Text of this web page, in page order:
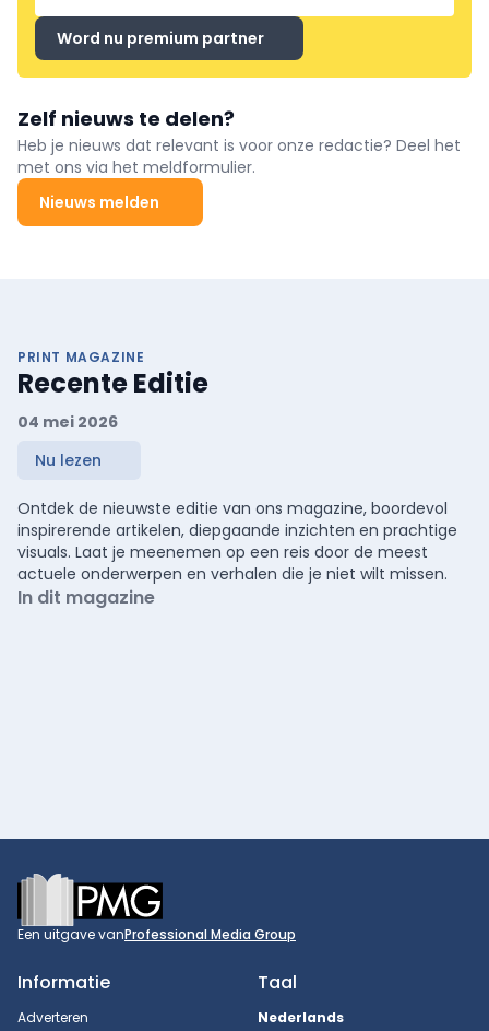
Word nu premium partner
Zelf nieuws te delen?
Heb je nieuws dat relevant is voor onze redactie? Deel het
met ons via het meldformulier.
Nieuws melden
PRINT MAGAZINE
Recente Editie
04 mei 2026
Nu lezen
Ontdek de nieuwste editie van ons magazine, boordevol
inspirerende artikelen, diepgaande inzichten en prachtige
visuals. Laat je meenemen op een reis door de meest
actuele onderwerpen en verhalen die je niet wilt missen.
In dit magazine
Footer
Een uitgave vanProfessional Media Group
Informatie
Adverteren
Taal
Nederlands